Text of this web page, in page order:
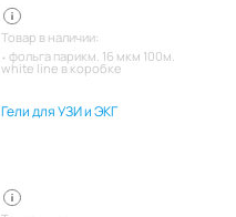
Товар в наличии:
фольга парикм. 16 мкм 100м.
white line в коробке
Гели для УЗИ и ЭКГ